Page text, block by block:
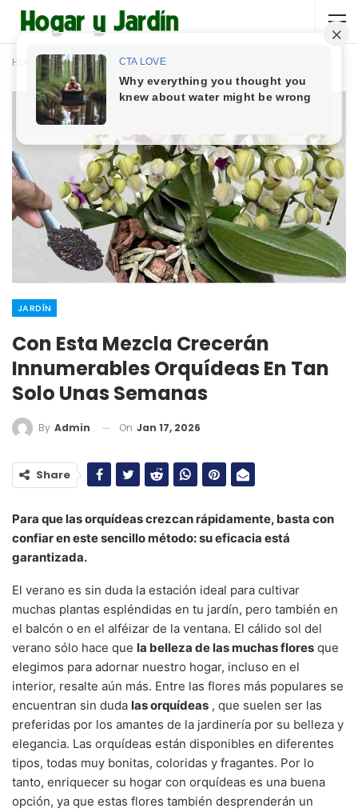
Home Jardín
JARDÍN
Con Esta Mezcla Crecerán
Innumerables Orquídeas En Tan
Solo Unas Semanas
By Admin On Jan 17, 2026
Share
Para que las orquídeas crezcan rápidamente, basta con
confiar en este sencillo método: su eficacia está
garantizada.
El verano es sin duda la estación ideal para cultivar
muchas plantas espléndidas en tu jardín, pero también en
el balcón o en el alféizar de la ventana. El cálido sol del
verano sólo hace que la belleza de las muchas flores que
elegimos para adornar nuestro hogar, incluso en el
interior, resalte aún más. Entre las flores más populares se
encuentran sin duda las orquídeas , que suelen ser las
preferidas por los amantes de la jardinería por su belleza y
elegancia. Las orquídeas están disponibles en diferentes
tipos, todas muy bonitas, coloridas y fragantes. Por lo
tanto, enriquecer su hogar con orquídeas es una buena
opción, ya que estas flores también desprenderán un